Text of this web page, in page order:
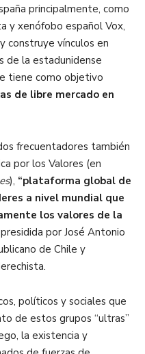
principalmente, como
y xenófobo español Vox,
construye vínculos en
de la estadunidense
tiene como objetivo
de libre mercado en
frecuentadores también
por los Valores (en
), “plataforma global de
a nivel mundial que
los valores de la
presidida por José Antonio
de Chile y
políticos y sociales que
de estos grupos “ultras”
la existencia y